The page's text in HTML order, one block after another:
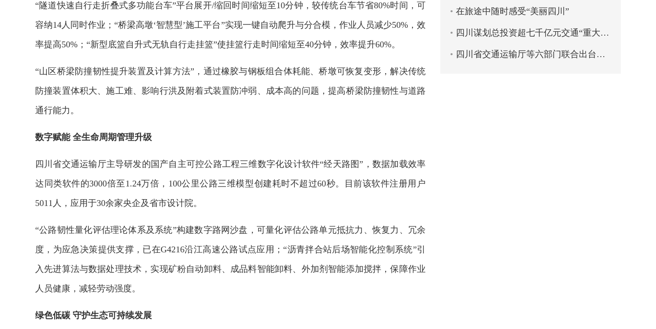
“隧道快速自行走折叠式多功能台车”平台展开/缩回时间缩短至10分钟，较传统台车节省80%时间，可
容纳14人同时作业；“桥梁高墩‘智慧型’施工平台”实现一键自动爬升与分合模，作业人员减少50%，效
率提高50%；“新型底篮自升式无轨自行走挂篮”使挂篮行走时间缩短至40分钟，效率提升60%。
“山区桥梁防撞韧性提升装置及计算方法”，通过橡胶与钢板组合体耗能、桥墩可恢复变形，解决传统
防撞装置体积大、施工难、影响行洪及附着式装置防冲弱、成本高的问题，提高桥梁防撞韧性与道路
通行能力。
数字赋能 全生命周期管理升级
四川省交通运输厅主导研发的国产自主可控公路工程三维数字化设计软件“经天路图”，数据加载效率
达同类软件的3000倍至1.24万倍，100公里公路三维模型创建耗时不超过60秒。目前该软件注册用户
5011人，应用于30余家央企及省市设计院。
“公路韧性量化评估理论体系及系统”构建数字路网沙盘，可量化评估公路单元抵抗力、恢复力、冗余
度，为应急决策提供支撑，已在G4216沿江高速公路试点应用；“沥青拌合站后场智能化控制系统”引
入先进算法与数据处理技术，实现矿粉自动卸料、成品料智能卸料、外加剂智能添加搅拌，保障作业
人员健康，减轻劳动强度。
绿色低碳 守护生态可持续发展
在旅途中随时感受“美丽四川”
四川谋划总投资超七千亿元交通“重大项目包”
四川省交通运输厅等六部门联合出台政策 11条措施全力支持乡村旅游高质量发展